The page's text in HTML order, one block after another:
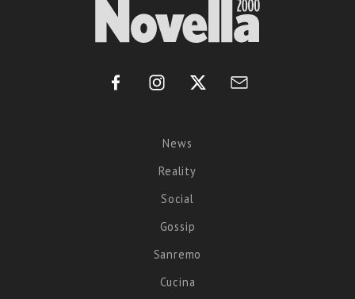
News
Reality
Social
Gossip
Sanremo
Cucina